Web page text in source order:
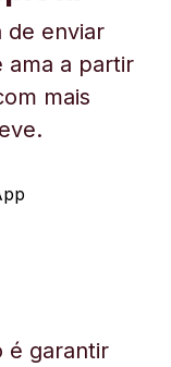
de enviar
ama a partir
mais
é garantir